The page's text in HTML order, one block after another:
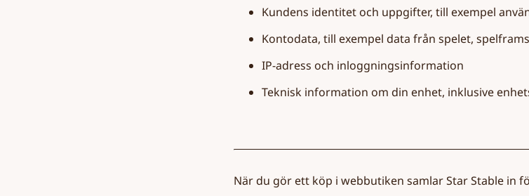
Kundens identitet och uppgifter, till exempel
Kontodata, till exempel data från spelet,
IP-adress och inloggningsinformation
Teknisk information om din enhet, inklusive
När du gör ett köp i webbutiken samlar Star Stable in